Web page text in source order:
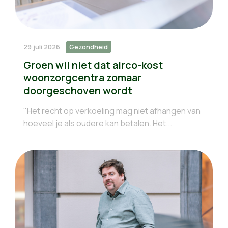
29 juli 2026 Gezondheid
Groen wil niet dat airco-kost
woonzorgcentra zomaar
doorgeschoven wordt
"Het recht op verkoeling mag niet afhangen van
hoeveel je als oudere kan betalen. Het...